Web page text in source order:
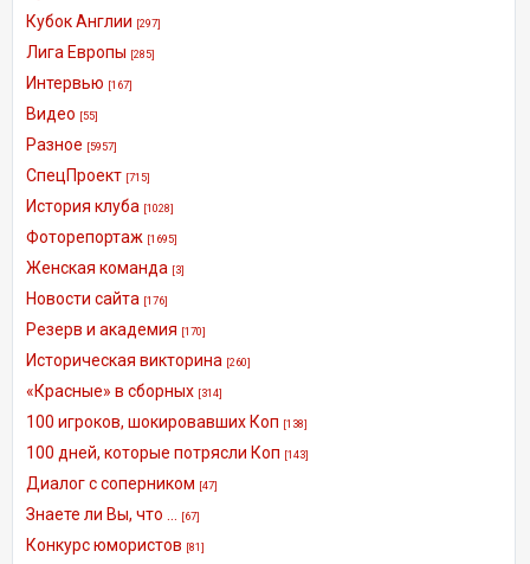
Кубок Англии [297]
Лига Европы [285]
Интервью [167]
Видео [55]
Разное [5957]
СпецПроект [715]
История клуба [1028]
Фоторепортаж [1695]
Женская команда [3]
Новости сайта [176]
Резерв и академия [170]
Историческая викторина [260]
«Красные» в сборных [314]
100 игроков, шокировавших Коп [138]
100 дней, которые потрясли Коп [143]
Диалог с соперником [47]
Знаете ли Вы, что ... [67]
Конкурс юмористов [81]